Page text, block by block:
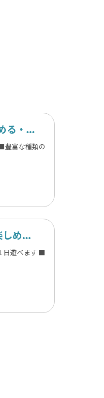
る・...
豊富な種類の
しめ...
日遊べます ■